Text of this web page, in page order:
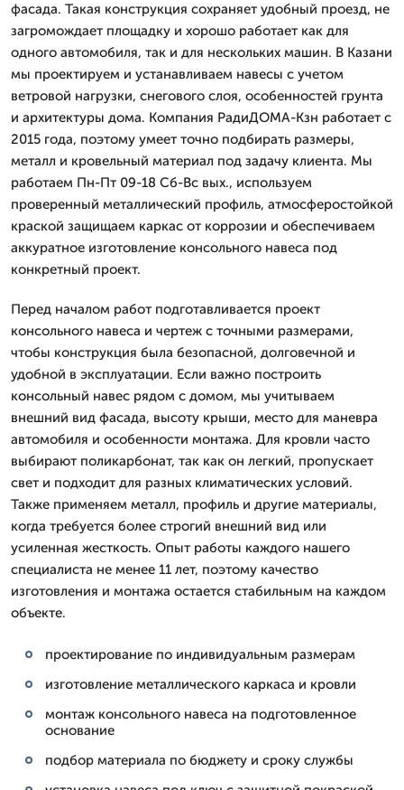
фасада. Такая конструкция сохраняет удобный проезд, не
загромождает площадку и хорошо работает как для
одного автомобиля, так и для нескольких машин. В Казани
мы проектируем и устанавливаем навесы с учетом
ветровой нагрузки, снегового слоя, особенностей грунта
и архитектуры дома. Компания РадиДОМА-Кзн работает с
2015 года, поэтому умеет точно подбирать размеры,
металл и кровельный материал под задачу клиента. Мы
работаем Пн-Пт 09-18 Сб-Вс вых., используем
проверенный металлический профиль, атмосферостойкой
краской защищаем каркас от коррозии и обеспечиваем
аккуратное изготовление консольного навеса под
конкретный проект.
Перед началом работ подготавливается проект
консольного навеса и чертеж с точными размерами,
чтобы конструкция была безопасной, долговечной и
удобной в эксплуатации. Если важно построить
консольный навес рядом с домом, мы учитываем
внешний вид фасада, высоту крыши, место для маневра
автомобиля и особенности монтажа. Для кровли часто
выбирают поликарбонат, так как он легкий, пропускает
свет и подходит для разных климатических условий.
Также применяем металл, профиль и другие материалы,
когда требуется более строгий внешний вид или
усиленная жесткость. Опыт работы каждого нашего
специалиста не менее 11 лет, поэтому качество
изготовления и монтажа остается стабильным на каждом
объекте.
проектирование по индивидуальным размерам
изготовление металлического каркаса и кровли
монтаж консольного навеса на подготовленное
основание
подбор материала по бюджету и сроку службы